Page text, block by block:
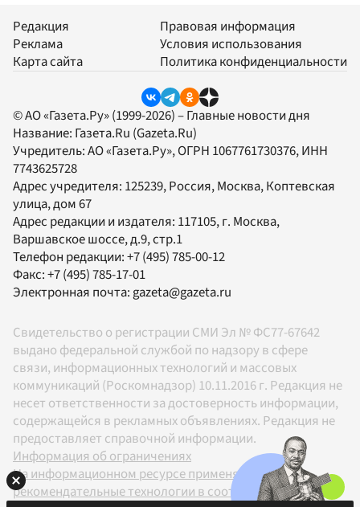
Редакция
Реклама
Карта сайта
Правовая информация
Условия использования
Политика конфиденциальности
© АО «Газета.Ру» (1999-2026) – Главные новости дня
Название: Газета.Ru (Gazeta.Ru)
Учредитель:АО «Газета.Ру», ОГРН 1067761730376, ИНН
7743625728
Адрес учредителя: 125239, Россия, Москва, Коптевская
улица, дом 67
Адрес редакции и издателя: 117105, г. Москва,
Варшавское шоссе, д.9, стр.1
Телефон редакции:+7 (495) 785-00-12
Факс:+7 (495) 785-17-01
Электронная почта: gazeta@gazeta.ru
Свидетельство о регистрации СМИ Эл № ФС77-67642
выдано федеральной службой по надзору в сфере
связи, информационных технологий и массовых
коммуникаций (Роскомнадзор) 10.11.2016 г. Редакция не
несет ответственности за достоверность информации,
содержащейся в рекламных объявлениях. Редакция не
предоставляет справочной информации.
Информация об ограничениях
На информационном ресурсе применяются
рекомендательные технологии в соответствии с